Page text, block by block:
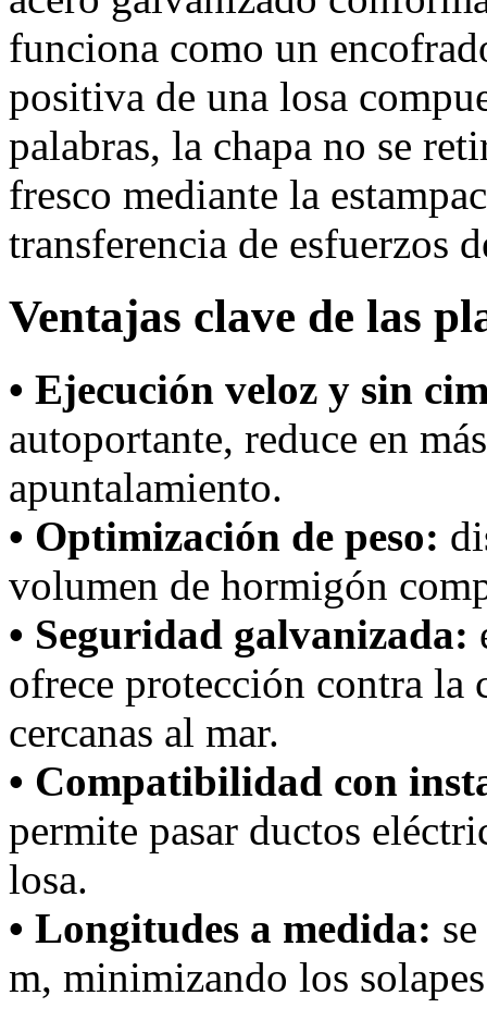
funciona como un
positiva de una losa
palabras, la chapa no se
fresco mediante la
transferencia de esfuerzos
Ventajas clave de las
• Ejecución veloz y sin
autoportante, reduce en
apuntalamiento.
• Optimización de peso:
volumen de hormigón
• Seguridad galvanizada:
ofrece protección contra la
cercanas al mar.
• Compatibilidad con
permite pasar ductos
losa.
• Longitudes a medida:
m, minimizando los